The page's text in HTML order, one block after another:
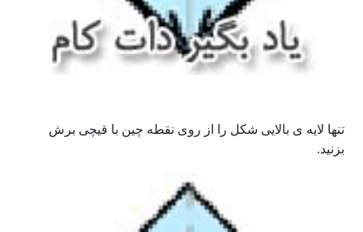
تنها لایه ی بالایی شکل را از روی نقطه چین با قیچی برش
بزنید.